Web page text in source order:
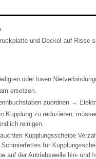
und Deckel auf Risse
oder losen
ersetzen.
zuordnen →
Kupplung zu reduzieren,
reinigen.
Kupplungsscheibe
für
auf der Antriebswelle hin- und